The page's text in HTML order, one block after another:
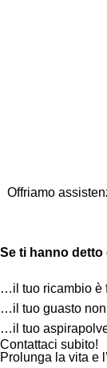
Dopo aver
Già la sera della
predisposizione
attuale corriere a
veloce. Consiglio
Inoltre, se avete
Da oggi questo
acquisti legati al
Offriamo
Se ti hanno
…il tuo ricambio è
…il tuo guasto
…il tuo
Contattaci subito!
Prolunga la vita e